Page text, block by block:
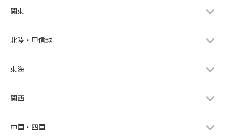
関東
北陸・甲信越
東海
関西
中国・四国